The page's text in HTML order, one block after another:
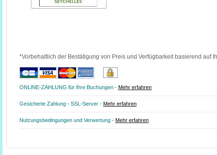
*Vorbehaltlich der Bestätigung von Preis und Verfügbarkeit basierend auf
ONLINE-ZAHLUNG für Ihre Buchungen - Mehr erfahren
Gesicherte Zahlung - SSL-Server - Mehr erfahren
Nutzungsbedingungen und Verwertung - Mehr erfahren